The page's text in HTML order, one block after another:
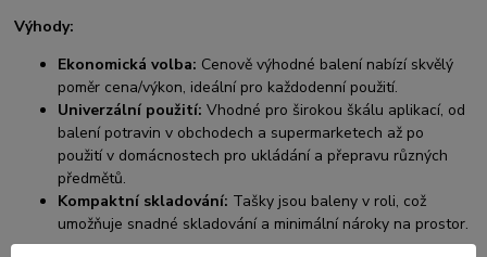
Výhody:
Ekonomická volba: Cenově výhodné balení nabízí skvělý
poměr cena/výkon, ideální pro každodenní použití.
Univerzální použití: Vhodné pro širokou škálu aplikací, od
balení potravin v obchodech a supermarketech až po
použití v domácnostech pro ukládání a přepravu různých
předmětů.
Kompaktní skladování: Tašky jsou baleny v roli, což
umožňuje snadné skladování a minimální nároky na prostor.